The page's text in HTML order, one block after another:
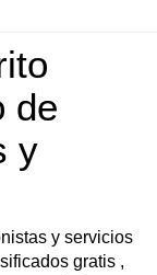
de
y
y servicios
gratis ,